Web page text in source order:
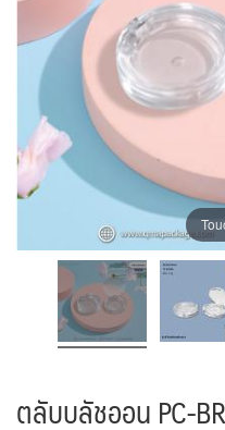
ตลับบลัชออน PC-